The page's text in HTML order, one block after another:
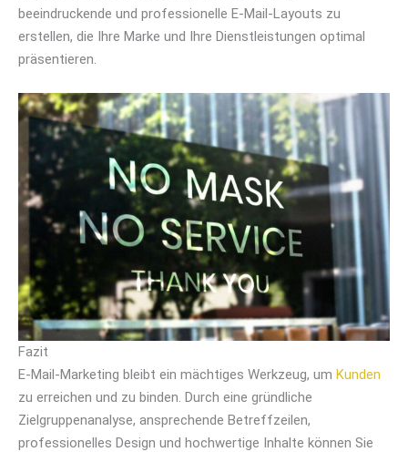
beeindruckende und professionelle E-Mail-Layouts zu
erstellen, die Ihre Marke und Ihre Dienstleistungen optimal
präsentieren.
Fazit
E-Mail-Marketing bleibt ein mächtiges Werkzeug, um Kunden
zu erreichen und zu binden. Durch eine gründliche
Zielgruppenanalyse, ansprechende Betreffzeilen,
professionelles Design und hochwertige Inhalte können Sie